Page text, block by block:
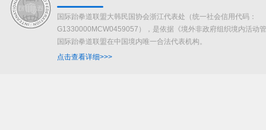
国际跆拳道联盟大韩民国协会浙江代表处（统一社会信用代码：
G1330000MCW0459057），是依据《境外非政府组织境内活动
国际跆拳道联盟在中国境内唯一合法代表机构。
点击查看详细>>>